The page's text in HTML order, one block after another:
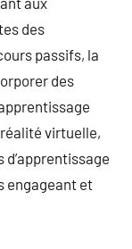
des
passifs, la
des
virtuelle,
engageant et